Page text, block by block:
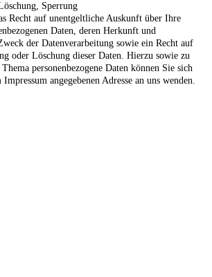
Sperrung
Recht auf unentgeltliche Auskunft über Ihre
Daten, deren Herkunft und
der Datenverarbeitung sowie ein Recht auf
oder Löschung dieser Daten. Hierzu sowie zu
personenbezogene Daten können Sie sich
angegebenen Adresse an uns wenden.